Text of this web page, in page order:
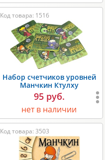
Код товара: 1516
Набор счетчиков уровней
Манчкин Ктулху
95 руб.
нет в наличии
Код товара: 3503